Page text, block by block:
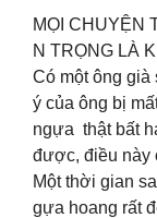
MỌI CHUYỆN
N TRỌNG LÀ
Có một ông già
ý của ông bị
ngựa thật bất
được, điều này
Một thời gian
gựa hoang rất